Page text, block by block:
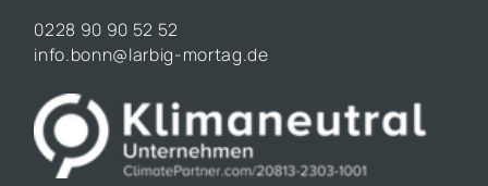
0228 90 90 52 52
info.bonn@larbig-mortag.de